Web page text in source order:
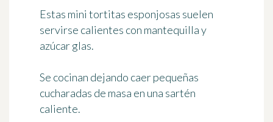
Estas mini tortitas esponjosas suelen
servirse calientes con mantequilla y
azúcar glas.
Se cocinan dejando caer pequeñas
cucharadas de masa en una sartén
caliente.